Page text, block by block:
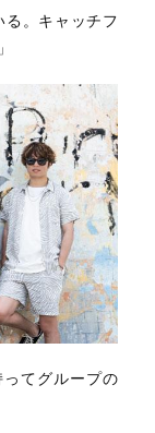
る。キャッチフ
ってグループの